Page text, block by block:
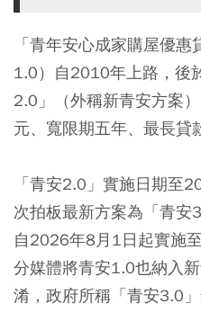
「青年安心成家購屋優
1.0）自2010年上路，後
2.0」（外稱新青安方案
元、寬限期五年、最長貸
「青安2.0」實施日期至
次拍板最新方案為「青安
自2026年8月1日起實施
分媒體將青安1.0也納入
淆，政府所稱「青安3.0